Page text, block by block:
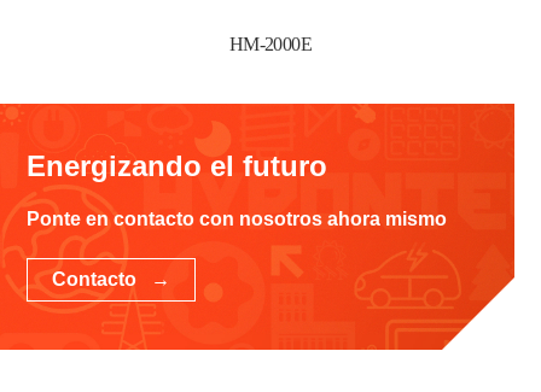
HM-2000E
Energizando el futuro
Ponte en contacto con nosotros ahora mismo
Contacto →